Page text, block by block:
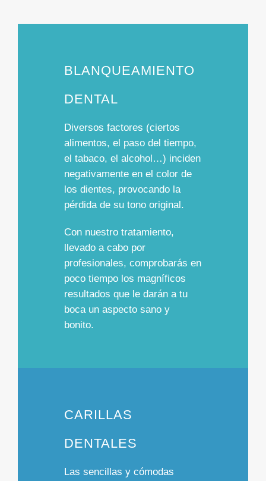
BLANQUEAMIENTO
DENTAL
Diversos factores (ciertos
alimentos, el paso del tiempo,
el tabaco, el alcohol…) inciden
negativamente en el color de
los dientes, provocando la
pérdida de su tono original.
Con nuestro tratamiento,
llevado a cabo por
profesionales, comprobarás en
poco tiempo los magníficos
resultados que le darán a tu
boca un aspecto sano y
bonito.
CARILLAS
DENTALES
Las sencillas y cómodas